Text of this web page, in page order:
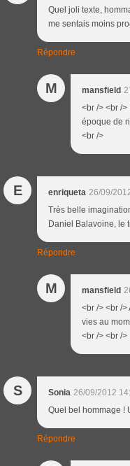
Quel joli texte,
me sentais moins
Répondre
M mansfield
<br /> <br /
époque de
<br />
E enriqueta 26/09/
Très belle
Daniel Balavoine, le
Répondre
M mansfield
<br /> <br /
vies au
<br /> <br />
S Sonia 26/09/2012
Quel bel hommage !
Répondre